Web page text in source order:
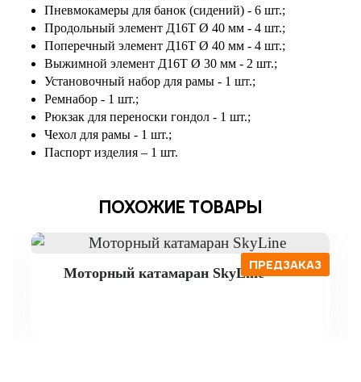
Пневмокамеры для банок (сидений) - 6 шт.;
Продольный элемент Д16Т Ø 40 мм - 4 шт.;
Поперечный элемент Д16Т Ø 40 мм - 4 шт.;
Выжимной элемент Д16Т Ø 30 мм - 2 шт.;
Установочный набор для рамы - 1 шт.;
Ремнабор - 1 шт.;
Рюкзак для переноски гондол - 1 шт.;
Чехол для рамы - 1 шт.;
Паспорт изделия – 1 шт.
ПОХОЖИЕ ТОВАРЫ
ПРЕДЗАКАЗ
Моторный катамаран SkyLine